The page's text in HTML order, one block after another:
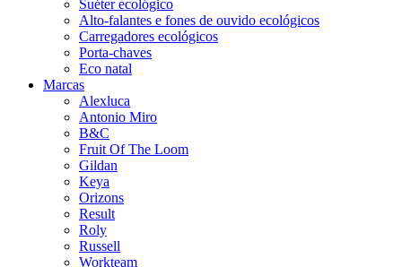
Suéter ecológico
Alto-falantes e fones de ouvido ecológicos
Carregadores ecológicos
Porta-chaves
Eco natal
Marcas
Alexluca
Antonio Miro
B&C
Fruit Of The Loom
Gildan
Keya
Orizons
Result
Roly
Russell
Workteam